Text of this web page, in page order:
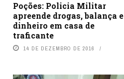
Poções: Policia Militar
apreende drogas, balança e
dinheiro em casa de
traficante
14 DE DEZEMBRO DE 2016